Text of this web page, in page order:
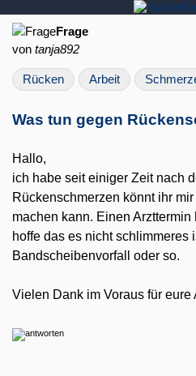
Frage
von tanja892
Rücken Arbeit
Was tun gegen
Hallo,
ich habe seit einiger Zeit nach
Rückenschmerzen könnt ihr
machen kann. Einen
hoffe das es nicht schlimmeres
Bandscheibenvorfall oder so.
Vielen Dank im Voraus für eure